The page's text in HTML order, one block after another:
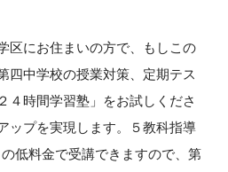
区にお住まいの方で、もしこの
四中学校の授業対策、定期テス
４時間学習塾」をお試しくださ
ップを実現します。５教科指導
低料金で受講できますので、第